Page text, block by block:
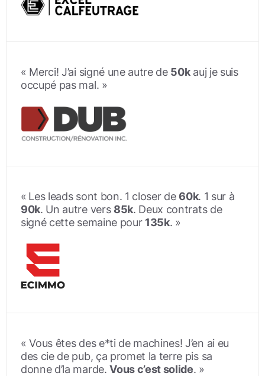
« Merci! J’ai signé une autre de 50kauj je suis
occupé pas mal. »
« Les leads sont bon. 1 closer de 60k. 1 sur à
90k. Un autre vers 85k. Deux contrats de
signé cette semaine pour 135k. »
« Vous êtes des e*ti de machines! J’en ai eu
des cie de pub, ça promet la terre pis sa
donne d’la marde.Vous c’est solide. »